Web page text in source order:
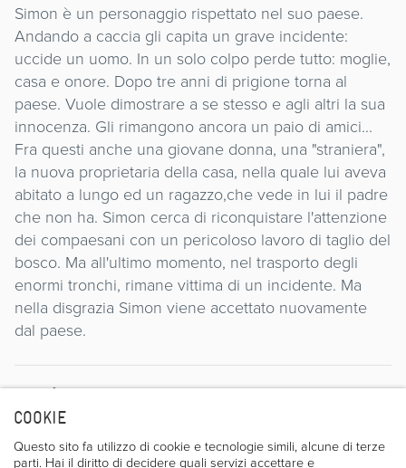
COOKIE
Questo sito fa utilizzo di cookie e tecnologie simili, alcune di terze
parti. Hai il diritto di decidere quali servizi accettare e
Simon è un personaggio rispettato nel suo paese.
Andando a caccia gli capita un grave incidente:
uccide un uomo. In un solo colpo perde tutto: moglie,
casa e onore. Dopo tre anni di prigione torna al
paese. Vuole dimostrare a se stesso e agli altri la sua
innocenza. Gli rimangono ancora un paio di amici...
Fra questi anche una giovane donna, una "straniera",
la nuova proprietaria della casa, nella quale lui aveva
abitato a lungo ed un ragazzo,che vede in lui il padre
che non ha. Simon cerca di riconquistare l'attenzione
dei compaesani con un pericoloso lavoro di taglio del
bosco. Ma all'ultimo momento, nel trasporto degli
enormi tronchi, rimane vittima di un incidente. Ma
nella disgrazia Simon viene accettato nuovamente
dal paese.
Regista